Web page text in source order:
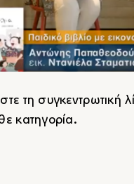
τη συγκεντρωτική
κατηγορία.